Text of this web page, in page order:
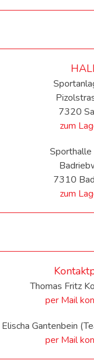
7320
zum
Sporthalle
7310
zum
Thomas Fritz
per Mail
Elischa Gantenbein
per Mail